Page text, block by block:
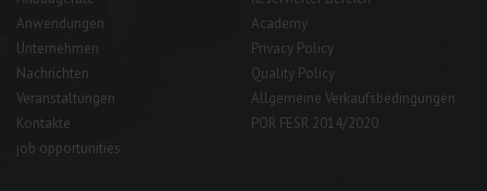
Anwendungen
Unternehmen
Nachrichten
Veranstaltungen
Kontakte
job opportunities
Academy
Privacy Policy
Quality Policy
Allgemeine Verkaufsbedingungen
POR FESR 2014/2020